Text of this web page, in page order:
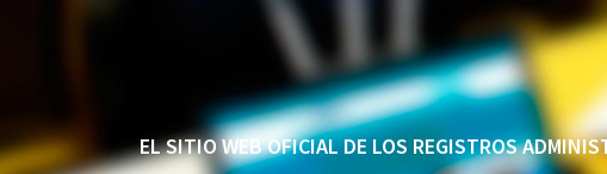
EL SITIO WEB OFICIAL DE LOS REGISTROS